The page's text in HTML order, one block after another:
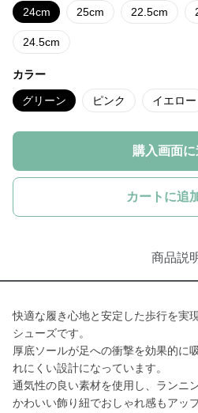
24cm 25cm 22.5cm
24.5cm
カラー
グリーン ピンク イエロー
購入画面
カートに追
商品説
快適な履き心地と安定した歩行を実
シューズです。
厚底ソールが足への衝撃を効果的に
れにくい設計になっています。
通気性の良い素材を使用し、ランニ
かわいい飾り紐でおしゃれ感もアッ